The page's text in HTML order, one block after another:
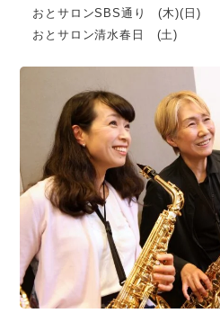
おとサロンSBS通り (木)(日)
おとサロン清水春日 (土)